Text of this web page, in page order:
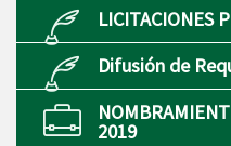
LICITACIONES
Difusión de
2019